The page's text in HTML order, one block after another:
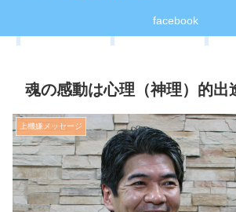
facebook
魂の感動は心理（神理）的出
上機嫌メッセージ